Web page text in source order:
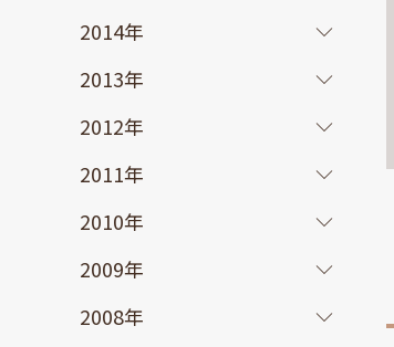
2014年
2013年
2012年
2011年
2010年
2009年
2008年